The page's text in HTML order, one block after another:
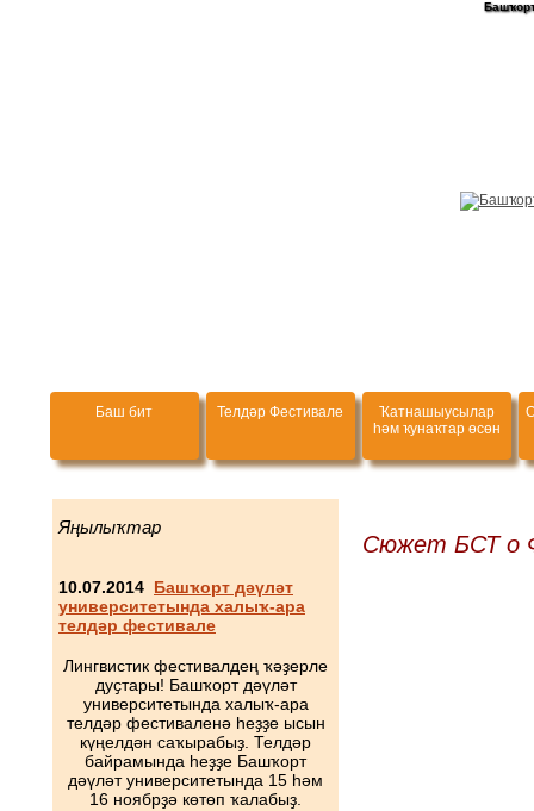
Баш бит Телдәр Фестивале
Ҡатнашыусылар
һәм ҡунаҡтар өсөн
Яңылыҡтар
10.07.2014 Башҡорт дәүләт
университетында халыҡ-ара
телдәр фестивале
Лингвистик фестивалдең ҡәҙерле
дуҫтары! Башҡорт дәүләт
университетында халыҡ-ара
телдәр фестиваленә һеҙҙе ысын
күңелдән саҡырабыҙ. Телдәр
байрамында һеҙҙе Башҡорт
дәүләт университетында 15 һәм
16 ноябрҙә көтөп ҡалабыҙ.
Сюжет БСТ о